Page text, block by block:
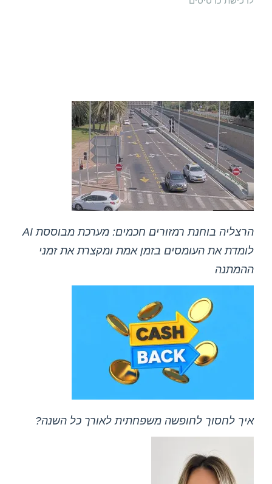
הרצליה בוחנת רמזורים חכמים: מערכת מבוססת AI
לומדת את העומסים בזמן אמת ומקצרת את זמני
ההמתנה
איך לחסוך לחופשה משפחתית לאורך כל השנה?